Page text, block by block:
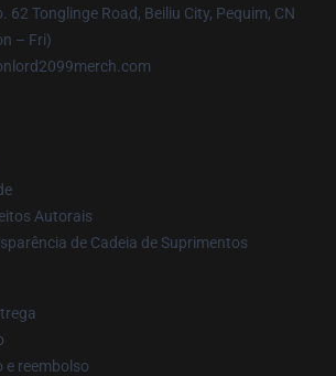
62 Tonglinge Road, Beiliu City, Pequim, CN
– Fri)
Autorais
de Cadeia de Suprimentos
e reembolso